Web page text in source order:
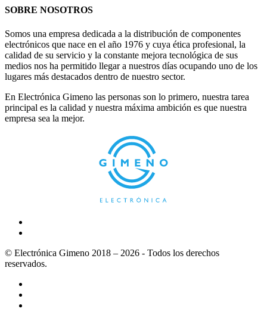
SOBRE NOSOTROS
Somos una empresa dedicada a la distribución de componentes
electrónicos que nace en el año 1976 y cuya ética profesional, la
calidad de su servicio y la constante mejora tecnológica de sus
medios nos ha permitido llegar a nuestros días ocupando uno de los
lugares más destacados dentro de nuestro sector.
En Electrónica Gimeno las personas son lo primero, nuestra tarea
principal es la calidad y nuestra máxima ambición es que nuestra
empresa sea la mejor.
© Electrónica Gimeno 2018 – 2026 - Todos los derechos
reservados.